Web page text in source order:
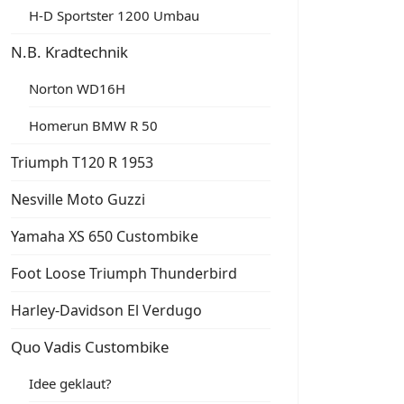
H-D Sportster 1200 Umbau
N.B. Kradtechnik
Norton WD16H
Homerun BMW R 50
Triumph T120 R 1953
Nesville Moto Guzzi
Yamaha XS 650 Custombike
Foot Loose Triumph Thunderbird
Harley-Davidson El Verdugo
Quo Vadis Custombike
Idee geklaut?